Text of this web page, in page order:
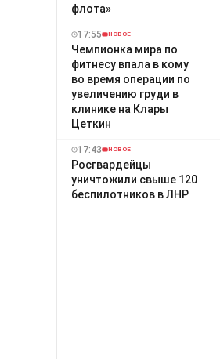
флота»
17:55 НОВОЕ
Чемпионка мира по
фитнесу впала в кому
во время операции по
увеличению груди в
клинике на Клары
Цеткин
17:43 НОВОЕ
Росгвардейцы
уничтожили свыше 120
беспилотников в ЛНР